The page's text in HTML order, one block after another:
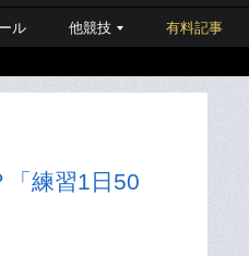
ル 他競技 有料記事
「練習1日50